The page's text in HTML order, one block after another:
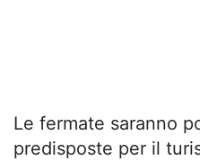
Le fermate saranno
predisposte per il